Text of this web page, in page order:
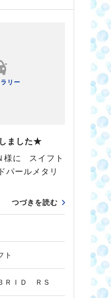
リー
ました★
様に スイフト
パールメタリ
つづきを読む
ト
ＲＩＤ ＲＳ